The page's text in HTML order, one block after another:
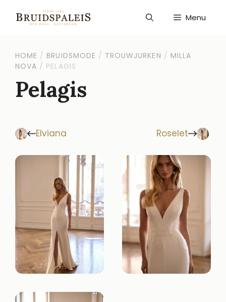
naar
Menu
HOME / BRUIDSMODE / TROUWJURKEN / MILLA
NOVA / PELAGIS
Pelagis
Elviana Roselet